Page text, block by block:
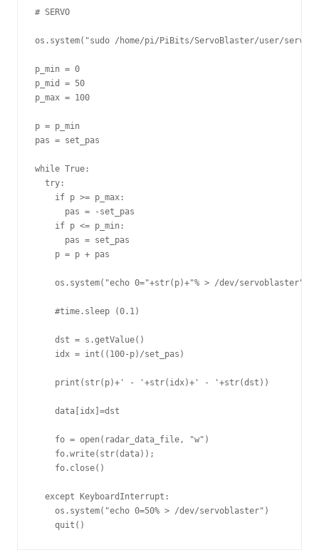
# SERVO
os.system("sudo /home/pi/PiBits/ServoBlaster/user/
p_min = 0
p_mid = 50
p_max = 100
p = p_min
pas = set_pas
while True:
try:
if p >= p_max:
pas = -set_pas
if p <= p_min:
pas = set_pas
p = p + pas
os.system("echo 0="+str(p)+"% > /dev/servoblaster")
#time.sleep (0.1)
dst = s.getValue()
idx = int((100-p)/set_pas)
print(str(p)+' - '+str(idx)+' - '+str(dst))
data[idx]=dst
fo = open(radar_data_file, "w")
fo.write(str(data));
fo.close()
except KeyboardInterrupt:
os.system("echo 0=50% > /dev/servoblaster")
quit()